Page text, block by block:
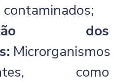
dos
Microrganismos
como